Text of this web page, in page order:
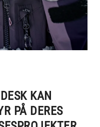
KAN
PÅ DERES